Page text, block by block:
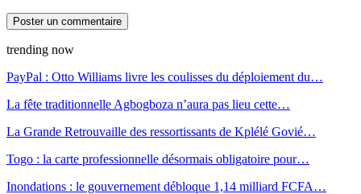
trending now
PayPal : Otto Williams livre les coulisses du déploiement du…
La fête traditionnelle Agbogboza n’aura pas lieu cette…
La Grande Retrouvaille des ressortissants de Kplélé Govié…
Togo : la carte professionnelle désormais obligatoire pour…
Inondations : le gouvernement débloque 1,14 milliard FCFA…